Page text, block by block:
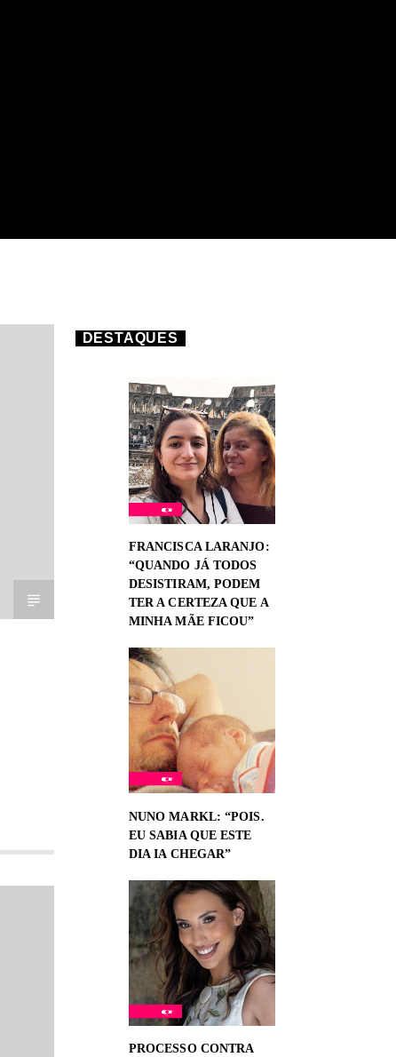
DESTAQUES
FRANCISCA LARANJO:
“QUANDO JÁ TODOS
DESISTIRAM, PODEM
TER A CERTEZA QUE A
MINHA MÃE FICOU”
NUNO MARKL: “POIS.
EU SABIA QUE ESTE
DIA IA CHEGAR”
PROCESSO CONTRA